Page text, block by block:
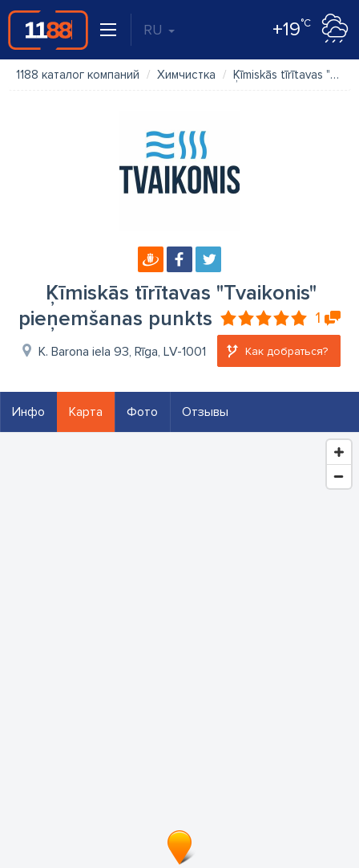
RU +19°C
1188 каталог компаний Химчистка Ķīmiskās tīrītavas "Tvaikonis" pieņemšanas punkts
Ķīmiskās tīrītavas "Tvaikonis"
pieņemšanas punkts
1
K. Barona iela 93, Rīga, LV-1001 Как добраться?
Инфо Карта Фото Отзывы